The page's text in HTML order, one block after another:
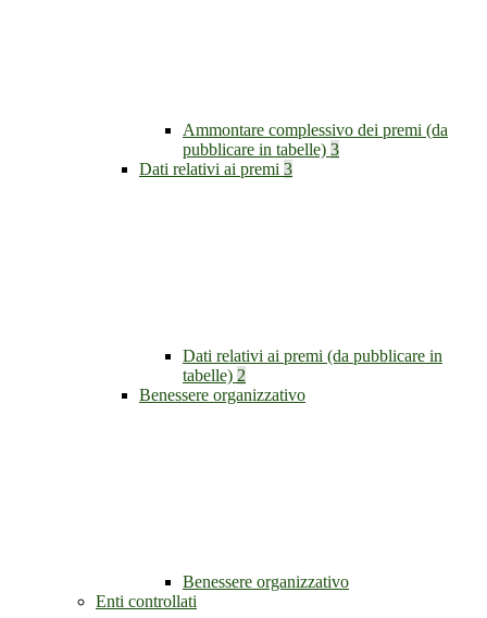
Ammontare complessivo dei premi (da
pubblicare in tabelle) 3
Dati relativi ai premi 3
Dati relativi ai premi (da pubblicare in
tabelle) 2
Benessere organizzativo
Benessere organizzativo
Enti controllati